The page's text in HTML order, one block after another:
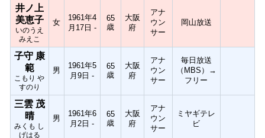
井ノ上
美恵子
いのうえ
みえこ
女
1961年4
月17日 -
65
歳
大阪
府
アナ
ウン
サー
岡山放送
子守 康
範
こもり や
すのり
男
1961年5
月9日 -
65
歳
大阪
府
アナ
ウン
サー
毎日放送
（MBS）→
フリー
三雲 茂
晴
みくも し
げはる
男
1961年6
月2日 -
65
歳
大阪
府
アナ
ウン
サー
ミヤギテレ
ビ